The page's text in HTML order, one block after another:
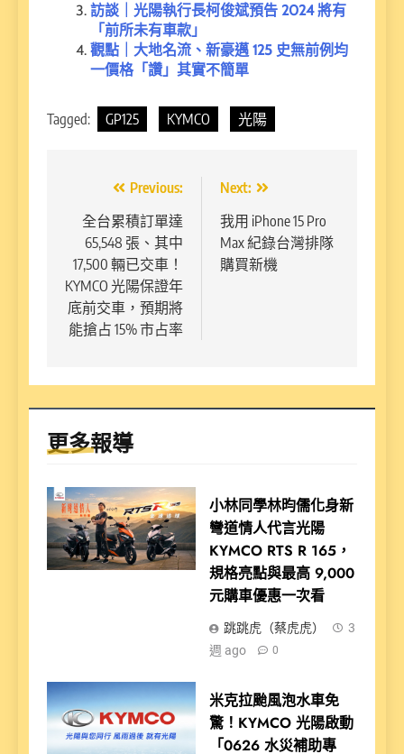
訪談｜光陽執行長柯俊斌預告 2024 將有
「前所未有車款」
觀點｜大地名流、新豪邁 125 史無前例均
一價格「讚」其實不簡單
Tagged: GP125 KYMCO 光陽
章
導
覽
Previous:
全台累積訂單達
65,548 張、其中
17,500 輛已交車！
KYMCO 光陽保證年
底前交車，預期將
能搶占 15% 市占率
Next:
我用 iPhone 15 Pro
Max 紀錄台灣排隊
購買新機
更多報導
小林同學林昀儒化身新
彎道情人代言光陽
KYMCO RTS R 165，
規格亮點與最高 9,000
元購車優惠一次看
跳跳虎（蔡虎虎）
3
週 ago
0
米克拉颱風泡水車免
驚！KYMCO 光陽啟動
「0626 水災補助專